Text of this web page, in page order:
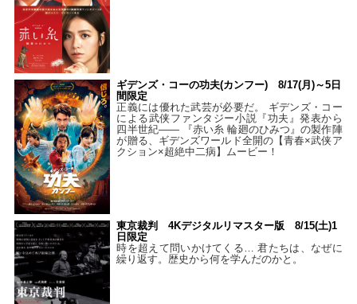
ギデンズ・コーの功夫(カンフー) 8/17(月)～5日
間限定
正義には優れた武芸が必要だ。 ギデンズ・コー
による武侠ファンタジー小説『功夫』発表から
四半世紀―― 『赤い糸 輪廻のひみつ』の製作陣
が贈る、ギデンズワールド全開の【青春×武侠ア
クション×超絶中二病】ムービー！
東京裁判 4Kデジタルリマスター版 8/15(土)1
日限定
時を超えて問いかけてくる… 君たちは、なぜに
繰り返す。歴史から何を学んだのかと。